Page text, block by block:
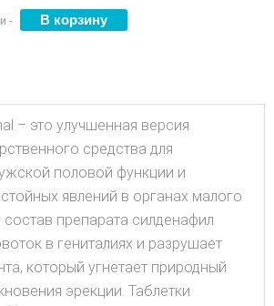
-
– это улучшенная версия
средства для
половой функции и
явлений в органах малого
препарата силденафил
в гениталиях и разрушает
который угнетает природный
эрекции. Таблетки